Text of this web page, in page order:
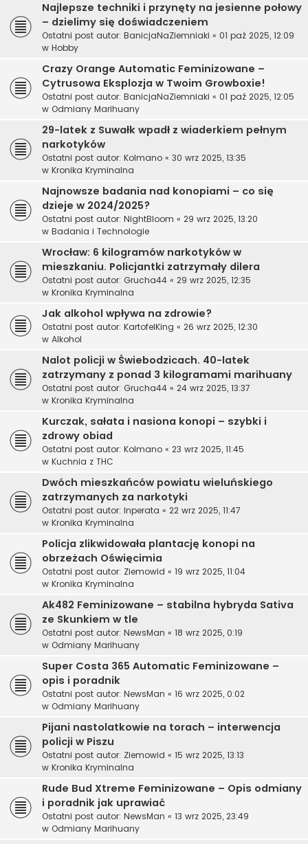
Najlepsze techniki i przynęty na jesienne połowy
– dzielimy się doświadczeniem
Ostatni post autor: BanicjaNaZiemniaki « 01 paź 2025, 12:09
w Hobby
Crazy Orange Automatic Feminizowane –
Cytrusowa Eksplozja w Twoim Growboxie!
Ostatni post autor: BanicjaNaZiemniaki « 01 paź 2025, 12:05
w Odmiany Marihuany
29-latek z Suwałk wpadł z wiaderkiem pełnym
narkotyków
Ostatni post autor: Kolmano « 30 wrz 2025, 13:35
w Kronika Kryminalna
Najnowsze badania nad konopiami – co się
dzieje w 2024/2025?
Ostatni post autor: NightBloom « 29 wrz 2025, 13:20
w Badania i Technologie
Wrocław: 6 kilogramów narkotyków w
mieszkaniu. Policjantki zatrzymały dilera
Ostatni post autor: Grucha44 « 29 wrz 2025, 12:35
w Kronika Kryminalna
Jak alkohol wpływa na zdrowie?
Ostatni post autor: KartofelKing « 26 wrz 2025, 12:30
w Alkohol
Nalot policji w Świebodzicach. 40-latek
zatrzymany z ponad 3 kilogramami marihuany
Ostatni post autor: Grucha44 « 24 wrz 2025, 13:37
w Kronika Kryminalna
Kurczak, sałata i nasiona konopi – szybki i
zdrowy obiad
Ostatni post autor: Kolmano « 23 wrz 2025, 11:45
w Kuchnia z THC
Dwóch mieszkańców powiatu wieluńskiego
zatrzymanych za narkotyki
Ostatni post autor: Inperata « 22 wrz 2025, 11:47
w Kronika Kryminalna
Policja zlikwidowała plantację konopi na
obrzeżach Oświęcimia
Ostatni post autor: Ziemowid « 19 wrz 2025, 11:04
w Kronika Kryminalna
Ak482 Feminizowane – stabilna hybryda Sativa
ze Skunkiem w tle
Ostatni post autor: NewsMan « 18 wrz 2025, 0:19
w Odmiany Marihuany
Super Costa 365 Automatic Feminizowane –
opis i poradnik
Ostatni post autor: NewsMan « 16 wrz 2025, 0:02
w Odmiany Marihuany
Pijani nastolatkowie na torach – interwencja
policji w Piszu
Ostatni post autor: Ziemowid « 15 wrz 2025, 13:13
w Kronika Kryminalna
Rude Bud Xtreme Feminizowane – Opis odmiany
i poradnik jak uprawiać
Ostatni post autor: NewsMan « 13 wrz 2025, 23:49
w Odmiany Marihuany